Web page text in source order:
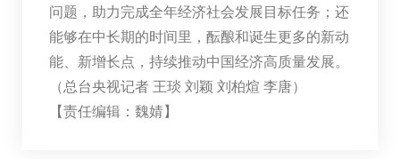
问题，助力完成全年经济社会发展目标任务；还
能够在中长期的时间里，酝酿和诞生更多的新动
能、新增长点，持续推动中国经济高质量发展。
（总台央视记者 王琰 刘颖 刘柏煊 李唐）
【责任编辑：魏婧】